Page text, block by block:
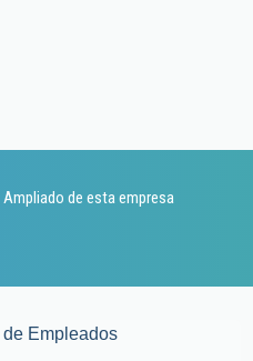
de esta empresa
Empleados